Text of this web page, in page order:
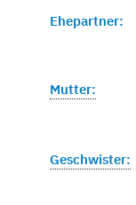
Ehepartner:
Mutter:
Geschwister: